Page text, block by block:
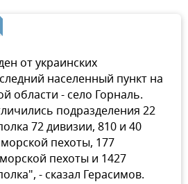
от украинских
населенный пункт на
области - село Горналь.
подразделения 22
72 дивизии, 810 и 40
пехоты, 177
пехоты и 1427
- сказал Герасимов.